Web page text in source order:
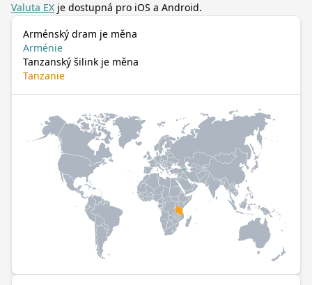
Valuta EX je dostupná pro iOS a Android.
Arménský dram je měna
Arménie
Tanzanský šilink je měna
Tanzanie